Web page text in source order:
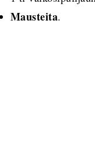
Mausteita.